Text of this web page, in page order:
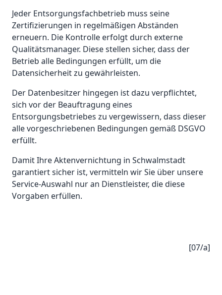
Jeder Entsorgungsfachbetrieb muss seine
Zertifizierungen in regelmäßigen Abständen
erneuern. Die Kontrolle erfolgt durch externe
Qualitätsmanager. Diese stellen sicher, dass der
Betrieb alle Bedingungen erfüllt, um die
Datensicherheit zu gewährleisten.
Der Datenbesitzer hingegen ist dazu verpflichtet,
sich vor der Beauftragung eines
Entsorgungsbetriebes zu vergewissern, dass dieser
alle vorgeschriebenen Bedingungen gemäß DSGVO
erfüllt.
Damit Ihre Aktenvernichtung in Schwalmstadt
garantiert sicher ist, vermitteln wir Sie über unsere
Service-Auswahl nur an Dienstleister, die diese
Vorgaben erfüllen.
[07/a]